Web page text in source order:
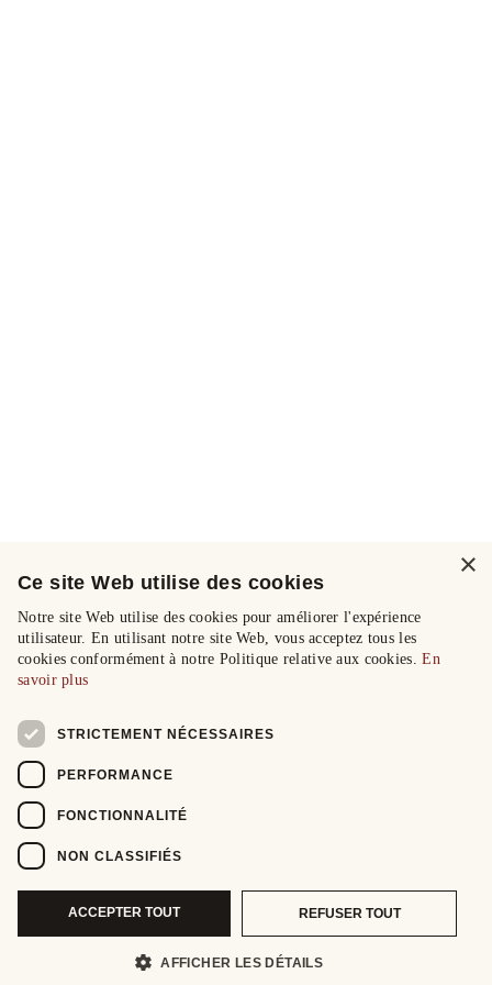
×
Ce site Web utilise des cookies
Notre site Web utilise des cookies pour améliorer l'expérience
utilisateur. En utilisant notre site Web, vous acceptez tous les
cookies conformément à notre Politique relative aux cookies.En
savoir plus
STRICTEMENT NÉCESSAIRES
PERFORMANCE
FONCTIONNALITÉ
NON CLASSIFIÉS
ACCEPTER TOUT REFUSER TOUT
AFFICHER LES DÉTAILS